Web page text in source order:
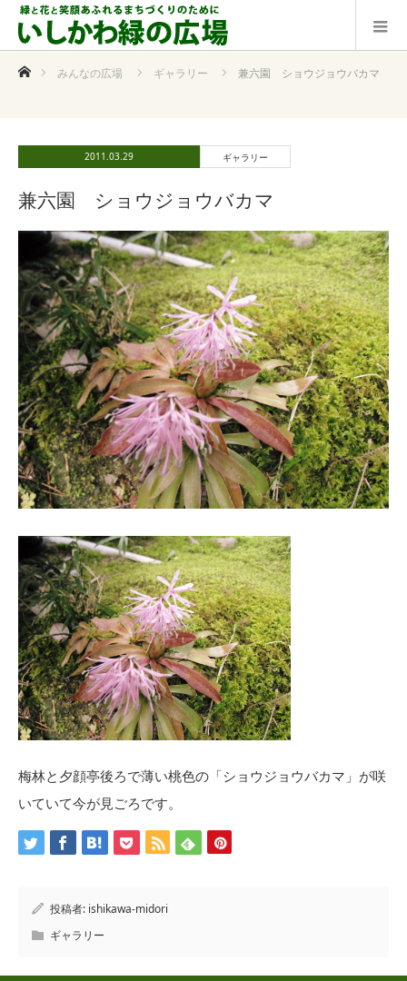
ホームみんなの広場 ギャラリー 兼六園 ショウジョウバカマ
2011.03.29 ギャラリー
兼六園 ショウジョウバカマ
梅林と夕顔亭後ろで薄い桃色の「ショウジョウバカマ」が咲
いていて今が見ごろです。
投稿者: ishikawa-midori
ギャラリー